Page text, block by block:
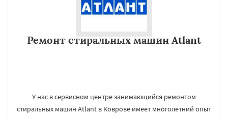
Ремонт стиральных машин Atlant
У нас в сервисном центре занимающийся ремонтом
стиральных машин Atlant в Коврове имеет многолетний опыт